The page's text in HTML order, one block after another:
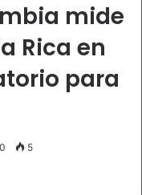
mide
Rica en
para
0 5